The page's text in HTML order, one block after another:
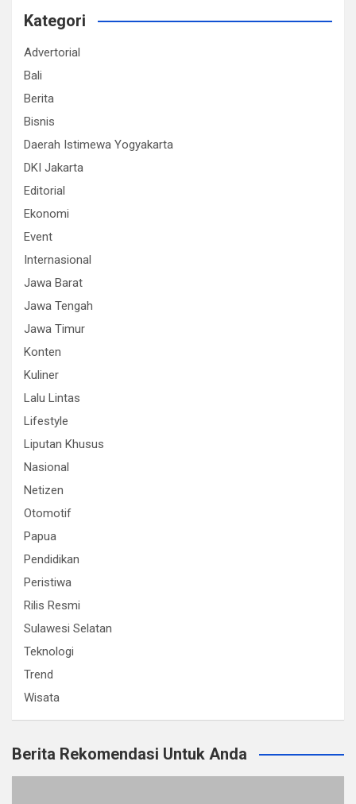
Kategori
Advertorial
Bali
Berita
Bisnis
Daerah Istimewa Yogyakarta
DKI Jakarta
Editorial
Ekonomi
Event
Internasional
Jawa Barat
Jawa Tengah
Jawa Timur
Konten
Kuliner
Lalu Lintas
Lifestyle
Liputan Khusus
Nasional
Netizen
Otomotif
Papua
Pendidikan
Peristiwa
Rilis Resmi
Sulawesi Selatan
Teknologi
Trend
Wisata
Berita Rekomendasi Untuk Anda